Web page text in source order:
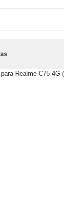
Realme C75 4G